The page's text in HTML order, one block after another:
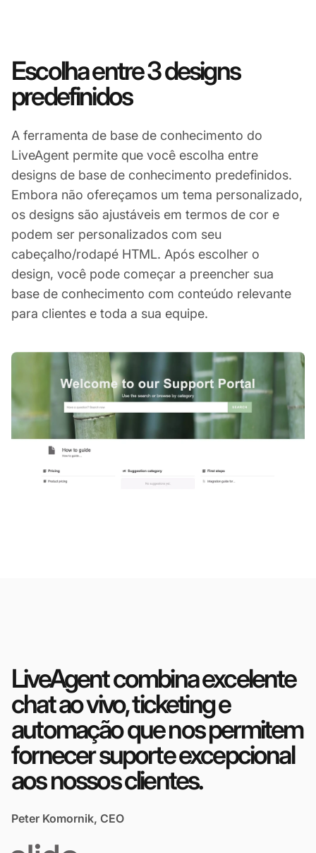
Escolha entre 3 designs
predefinidos
A ferramenta de base de conhecimento do
LiveAgent permite que você escolha entre
designs de base de conhecimento predefinidos.
Embora não ofereçamos um tema personalizado,
os designs são ajustáveis em termos de cor e
podem ser personalizados com seu
cabeçalho/rodapé HTML. Após escolher o
design, você pode começar a preencher sua
base de conhecimento com conteúdo relevante
para clientes e toda a sua equipe.
LiveAgent combina excelente
chat ao vivo, ticketing e
automação que nos permitem
fornecer suporte excepcional
aos nossos clientes.
Peter Komornik, CEO